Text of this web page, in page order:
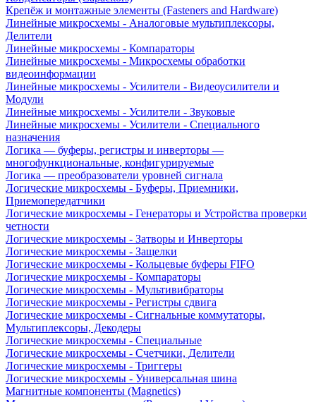
Крепёж и монтажные элементы (Fasteners and Hardware)
Линейные микросхемы - Аналоговые мультиплексоры,
Делители
Линейные микросхемы - Компараторы
Линейные микросхемы - Микросхемы обработки
видеоинформации
Линейные микросхемы - Усилители - Видеоусилители и
Модули
Линейные микросхемы - Усилители - Звуковые
Линейные микросхемы - Усилители - Специального
назначения
Логика — буферы, регистры и инверторы —
многофункциональные, конфигурируемые
Логика — преобразователи уровней сигнала
Логические микросхемы - Буферы, Приемники,
Приемопередатчики
Логические микросхемы - Генераторы и Устройства проверки
четности
Логические микросхемы - Затворы и Инверторы
Логические микросхемы - Защелки
Логические микросхемы - Кольцевые буферы FIFO
Логические микросхемы - Компараторы
Логические микросхемы - Мультивибраторы
Логические микросхемы - Регистры сдвига
Логические микросхемы - Сигнальные коммутаторы,
Мультиплексоры, Декодеры
Логические микросхемы - Специальные
Логические микросхемы - Счетчики, Делители
Логические микросхемы - Триггеры
Логические микросхемы - Универсальная шина
Магнитные компоненты (Magnetics)